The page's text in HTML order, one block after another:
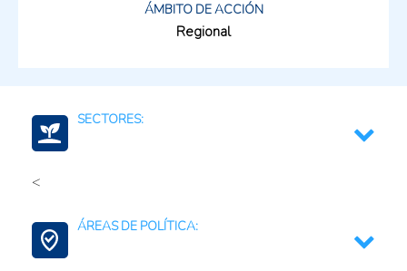
ÁMBITO DE ACCIÓN
Regional
SECTORES:
<
Agroalimentario (productos)
Fertilizantes (productos)
ÁREAS DE POLÍTICA: